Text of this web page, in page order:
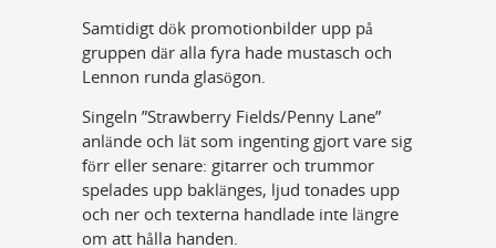
Samtidigt dök promotionbilder upp på
gruppen där alla fyra hade mustasch och
Lennon runda glasögon.
Singeln ”Strawberry Fields/Penny Lane”
anlände och lät som ingenting gjort vare sig
förr eller senare: gitarrer och trummor
spelades upp baklänges, ljud tonades upp
och ner och texterna handlade inte längre
om att hålla handen.